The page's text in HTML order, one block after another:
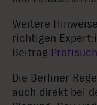
Weitere
richtigen
Beitrag
Die Berliner
auch direkt bei